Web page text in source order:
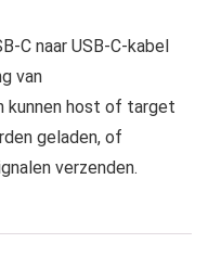
C naar USB-C-kabel
van
kunnen host of target
geladen, of
verzenden.